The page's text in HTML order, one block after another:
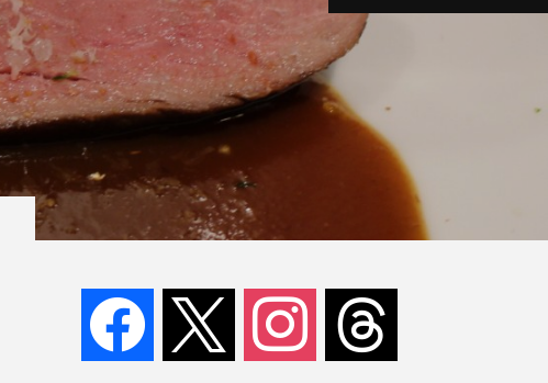
facebook instagram threads